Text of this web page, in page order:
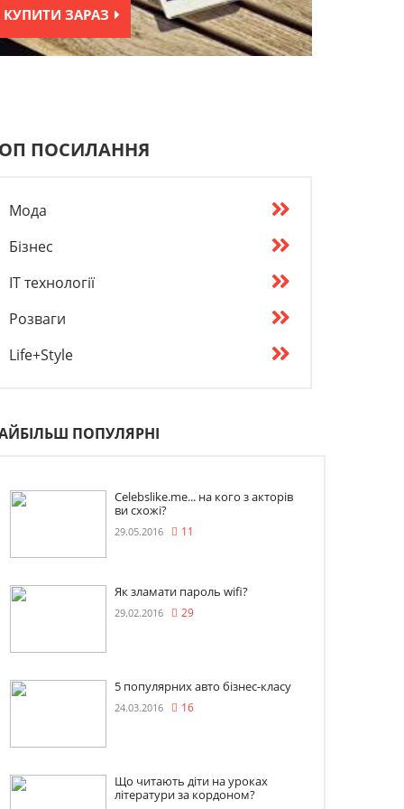
КУПИТИ ЗАРАЗ
ПОСИЛАННЯ
Мода
Бізнес
IT технології
Розваги
Life+Style
ПОПУЛЯРНІ
Celebslike.me... на кого з акторів
ви схожі?
29.05.2016 11
Як зламати пароль wifi?
29.02.2016 29
5 популярних авто бізнес-класу
24.03.2016 16
Що читають діти на уроках
літератури за кордоном?